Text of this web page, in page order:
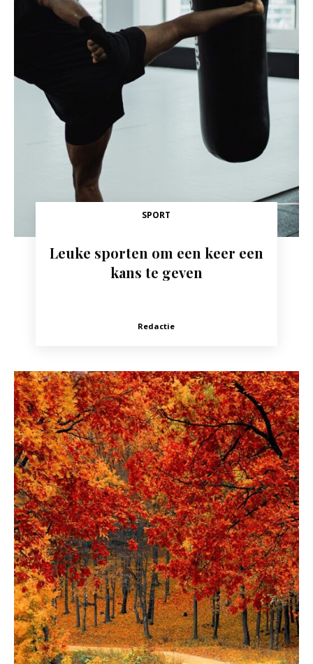
SPORT
Leuke sporten om een keer een
kans te geven
Redactie